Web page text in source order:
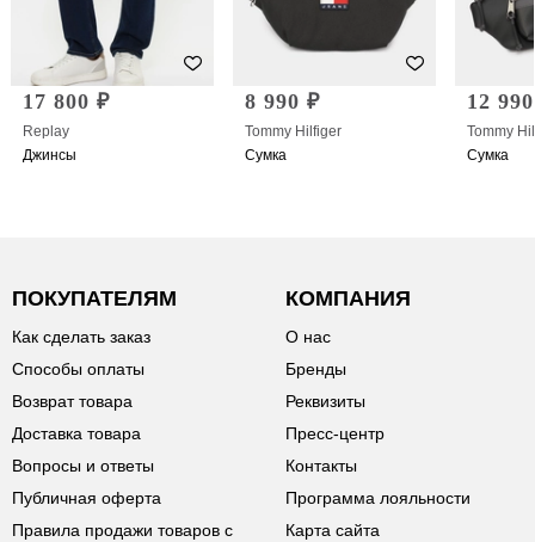
17 800 ₽
Replay
Джинсы
8 990 ₽
Tommy Hilfiger
Сумка
12
Tommy
Сумка
ПОКУПАТЕЛЯМ
Как сделать заказ
Способы оплаты
Возврат товара
Доставка товара
Вопросы и ответы
Публичная оферта
Правила продажи товаров с
КОМПАНИЯ
О нас
Бренды
Реквизиты
Пресс-центр
Контакты
Программа лояльности
Карта сайта